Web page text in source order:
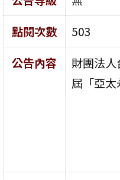
點閱次數
503
公告內容
財團法
屆「亞